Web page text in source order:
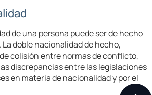
de una persona puede ser de hecho
doble nacionalidad de hecho,
colisión entre normas de conflicto,
discrepancias entre las legislaciones
en materia de nacionalidad y por el